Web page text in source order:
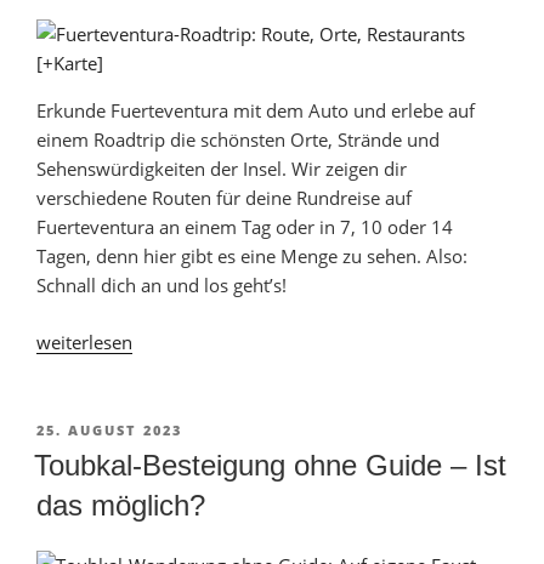
beachten?“
Erkunde Fuerteventura mit dem Auto und erlebe auf
einem Roadtrip die schönsten Orte, Strände und
Sehenswürdigkeiten der Insel. Wir zeigen dir
verschiedene Routen für deine Rundreise auf
Fuerteventura an einem Tag oder in 7, 10 oder 14
Tagen, denn hier gibt es eine Menge zu sehen. Also:
Schnall dich an und los geht’s!
„Fuerteventura-
für
1
14
Tage
weiterlesen
VERÖFFENTLICHT
AM
25. AUGUST 2023
Toubkal-Besteigung ohne Guide – Ist
das möglich?